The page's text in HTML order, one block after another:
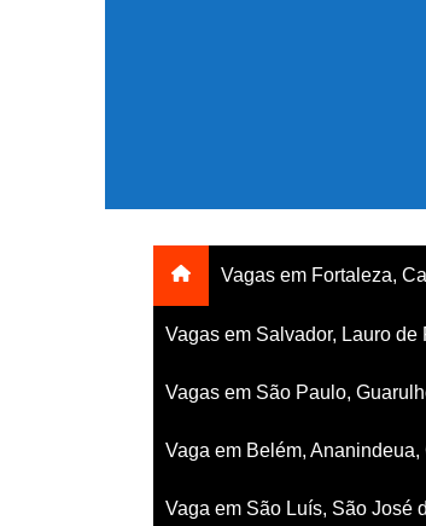
Vagas em Fortaleza,
Vagas em Salvador, Lauro de
Vagas em São Paulo,
Vaga em Belém,
Vaga em São Luís, São José